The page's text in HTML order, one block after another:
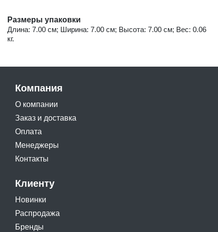
Размеры упаковки
Длина: 7.00 см; Ширина: 7.00 см; Высота: 7.00 см; Вес: 0.06
кг.
Компания
О компании
Заказ и доставка
Оплата
Менеджеры
Контакты
Клиенту
Новинки
Распродажа
Бренды